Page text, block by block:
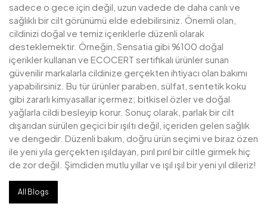
sadece o gece için değil, uzun vadede de daha canlı ve
sağlıklı bir cilt görünümü elde edebilirsiniz. Önemli olan,
cildinizi doğal ve temiz içeriklerle düzenli olarak
desteklemektir. Örneğin, Sensatia gibi %100 doğal
içerikler kullanan ve ECOCERT sertifikalı ürünler sunan
güvenilir markalarla cildinize gerçekten ihtiyacı olan bakımı
yapabilirsiniz. Bu tür ürünler paraben, sülfat, sentetik koku
gibi zararlı kimyasallar içermez; bitkisel özler ve doğal
yağlarla cildi besleyip korur. Sonuç olarak, parlak bir cilt
dışarıdan sürülen geçici bir ışıltı değil, içeriden gelen sağlık
ve dengedir. Düzenli bakım, doğru ürün seçimi ve biraz özen
ile yeni yıla gerçekten ışıldayan, pırıl pırıl bir ciltle girmek hiç
de zor değil. Şimdiden mutlu yıllar ve ışıl ışıl bir yeni yıl dileriz!
All Blogs